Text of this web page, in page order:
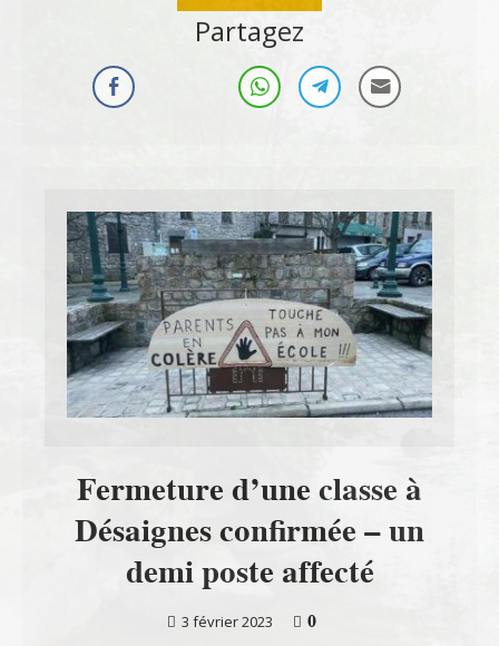
Partagez
Fermeture d’une classe à
Désaignes confirmée – un
demi poste affecté
3 février 2023
0